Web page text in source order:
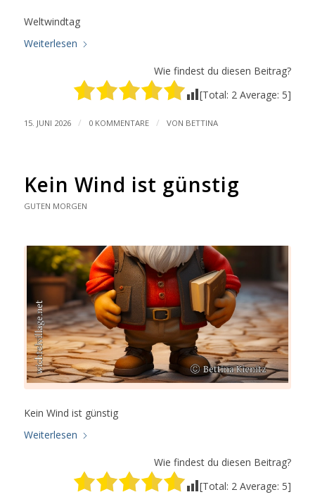
Weltwindtag
Weiterlesen
Wie findest du diesen Beitrag?
[Total: 2 Average: 5]
15. JUNI 2026 / 0 KOMMENTARE / VON BETTINA
Kein Wind ist günstig
GUTEN MORGEN
Kein Wind ist günstig
Weiterlesen
Wie findest du diesen Beitrag?
[Total: 2 Average: 5]